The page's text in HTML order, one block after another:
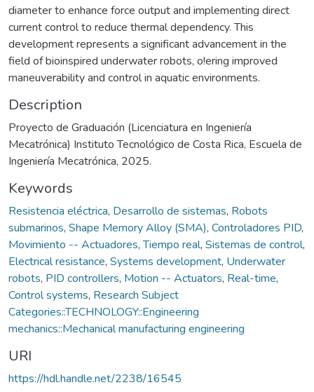
diameter to enhance force output and implementing direct
current control to reduce thermal dependency. This
development represents a significant advancement in the
field of bioinspired underwater robots, o!ering improved
maneuverability and control in aquatic environments.
Description
Proyecto de Graduación (Licenciatura en Ingeniería
Mecatrónica) Instituto Tecnológico de Costa Rica, Escuela de
Ingeniería Mecatrónica, 2025.
Keywords
Resistencia eléctrica, Desarrollo de sistemas, Robots
submarinos, Shape Memory Alloy (SMA), Controladores PID,
Movimiento -- Actuadores,Tiempo real, Sistemas de control,
Electrical resistance, Systems development, Underwater
robots, PID controllers, Motion -- Actuators, Real-time,
Control systems, Research Subject
Categories::TECHNOLOGY::Engineering
mechanics::Mechanical manufacturing engineering
URI
https://hdl.handle.net/2238/16545